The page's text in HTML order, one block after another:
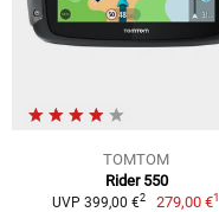
TOMTOM
Rider 550
UVP 399,00 €2 279,00 €1